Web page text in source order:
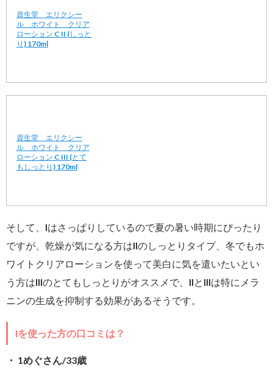
資生堂 エリクシー
ル ホワイト クリア
ローション C II (しっと
り) 170ml
資生堂 エリクシー
ル ホワイト クリア
ローション C III (とて
もしっとり) 170ml
そして、Iはさっぱりしているので夏の暑い時期にぴったり
ですが、乾燥が気になる方はIIのしっとりタイプ、冬でもホ
ワイトクリアローションを使って美白に気を遣いたいとい
う方はIIIのとてもしっとりがオススメで、IIとIIIは特にメラ
ニンの生成を抑制する効果があるそうです。
Iを使った方の口コミは？
・ 1めぐさん/33歳